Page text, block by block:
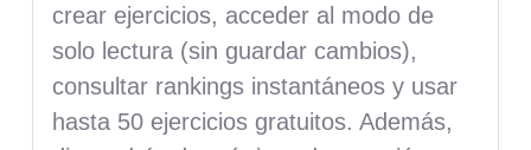
crear ejercicios, acceder al modo de
solo lectura (sin guardar cambios),
consultar rankings instantáneos y usar
hasta 50 ejercicios gratuitos. Además,